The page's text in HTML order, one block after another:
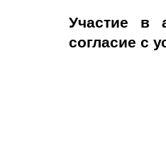
Участие в
согласие с